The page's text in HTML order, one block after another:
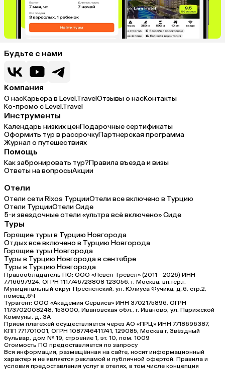
Будьте с нами
Компания
О насКарьера в Level.TravelОтзывы о насКонтакты
Ко-промо с Level.Travel
Инструменты
Календарь низких ценПодарочные сертификаты
Оформить тур в рассрочкуПартнерская программа
Журнал о путешествиях
Помощь
Как забронировать тур?Правила въезда и визы
Ответы на вопросыАкции
Отели
Отели сети Rixos ТурцииОтели все включено в Турцию
Отели ТурцииОтели Сиде
5-и звездочные отели «ультра всё включено» Сиде
Туры
Горящие туры в Турцию Новгорода
Отдых все включено в Турцию Новгорода
Горящие туры Новгорода
Туры в Турцию Новгорода в сентябре
Туры в Турцию Новгорода
Правообладатель ПО: ООО «Левел Тревел» (2011 - 2026) ИНН
7716697924, ОГРН 1117746723808 123056, г. Москва, вн.тер.г.
Муниципальный округ Пресненский, ул. Юлиуса Фучика, д.6, стр.2,
помещ.6Ч
Турагент: ООО «Академия Сервиса» ИНН 3702175896, ОГРН
1173702008248, 153000, Ивановская обл., г. Иваново, ул. Парижской
Коммуны, д. ЗА
Прием платежей осуществляется через АО «ПРЦ» ИНН 7718696387,
КПП 771701001, ОГРН 1087746411741, 129085, Москва г, Звёздный
бульвар, дом № 19, строение 1, эт. 10, пом. 1009
Стоимость ПО предоставляется по запросу
Вся информация, размещённая на сайте, носит информационный
характер и не является рекламой и публичной офертой. Правила и
условия предоставления услуг в отелях, в том числе концепция